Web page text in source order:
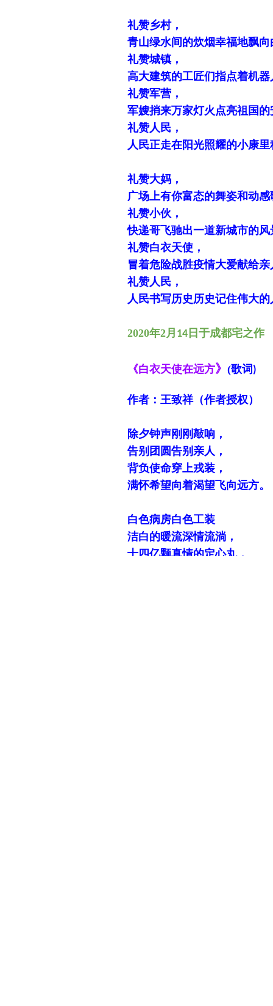
礼赞乡村，
青山绿水间的炊烟幸福地飘向
礼赞城镇，
高大建筑的工匠们指点着机器
礼赞军营，
军嫂捎来万家灯火点亮祖国的
礼赞人民，
人民正走在阳光照耀的小康里
礼赞大妈，
广场上有你富态的舞姿和动感
礼赞小伙，
快递哥飞驰出一道新城市的风
礼赞白衣天使，
冒着危险战胜疫情大爱献给亲
礼赞人民，
人民书写历史历史记住伟大的
2020年2月 14 日于成都宅之作
《白衣天使在远方》 (歌词 )
作者：王致祥（作者授权）
除夕钟声刚刚敲响，
告别团圆告别亲人，
背负使命穿上戎装，
满怀希望向着渴望飞向远方。
白色病房白色工装
洁白的暖流深情流淌，
十四亿颗真情的定心丸，